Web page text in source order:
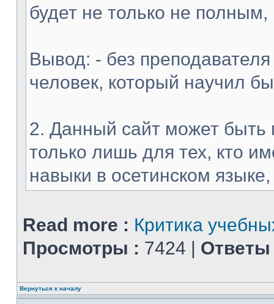
будет не только не
Вывод: - без
человек, который научил
2. Данный сайт может быть
только лишь для тех, кто
навыки в осетинском
Read more : Критика
Просмотры : 7424 | Ответы
Вернуться к началу